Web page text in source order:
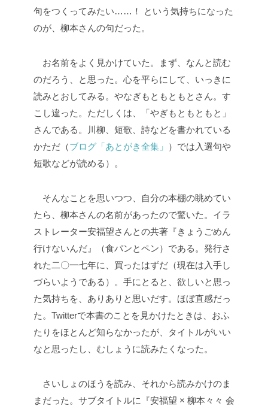
句をつくってみたい……！ という気持ちになった
のが、柳本さんの句だった。
お名前をよく見かけていた。まず、なんと読む
のだろう、と思った。心を平らにして、いっきに
読みとおしてみる。やなぎもともともとさん。す
こし違った。ただしくは、「やぎもともともと」
さんである。川柳、短歌、詩などを書かれている
かただ（ブログ「あとがき全集」
）では入選句や
短歌などが読める）。
そんなことを思いつつ、自分の本棚の眺めてい
たら、柳本さんの名前があったので驚いた。イラ
ストレーター安福望さんとの共著『きょうごめん
行けないんだ』（食パンとペン）である。発行さ
れた二〇一七年に、買ったはずだ（現在は入手し
づらいようである）。手にとると、欲しいと思っ
た気持ちを、ありありと思いだす。ほぼ直感だっ
た。Twitterで本書のことを見かけたときは、おふ
たりをほとんど知らなかったが、タイトルがいい
なと思ったし、むしょうに読みたくなった。
さいしょのほうを読み、それから読みかけのま
まだった。サブタイトルに『安福望 × 柳本々々 会